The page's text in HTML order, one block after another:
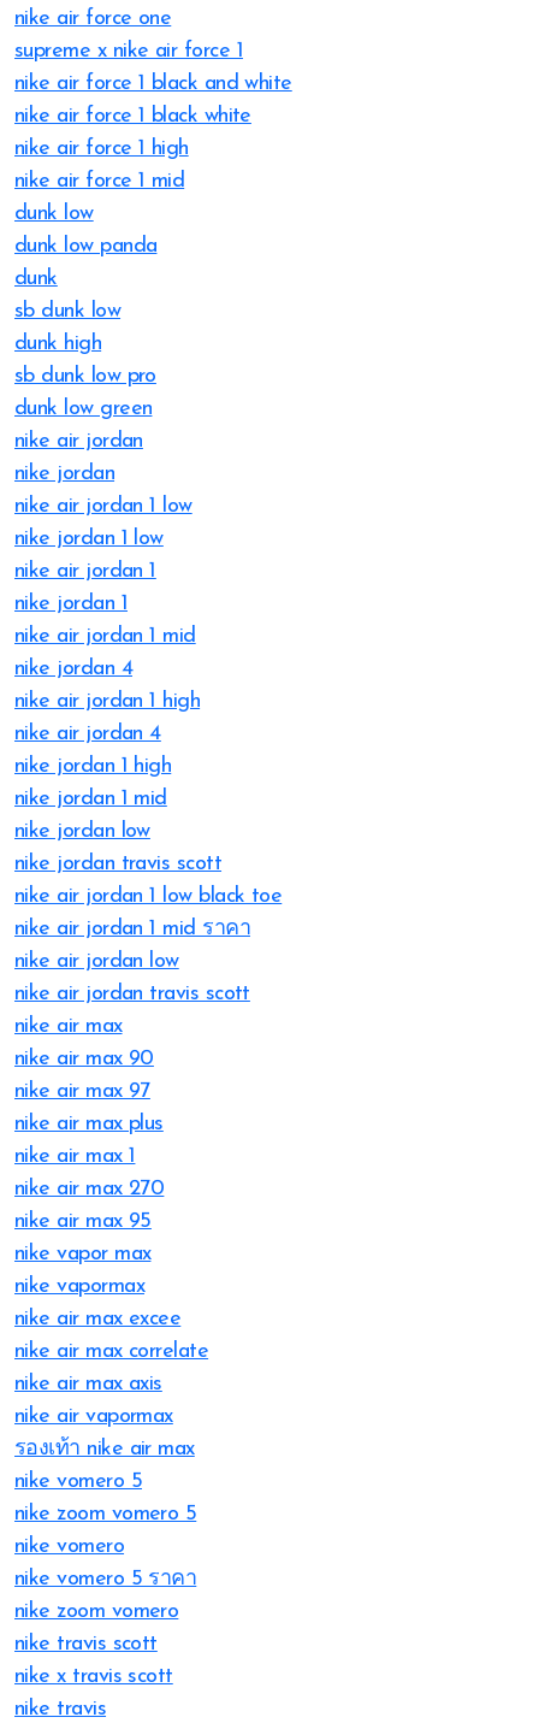
nike air force one
supreme x nike air force 1
nike air force 1 black and white
nike air force 1 black white
nike air force 1 high
nike air force 1 mid
dunk low
dunk low panda
dunk
sb dunk low
dunk high
sb dunk low pro
dunk low green
nike air jordan
nike jordan
nike air jordan 1 low
nike jordan 1 low
nike air jordan 1
nike jordan 1
nike air jordan 1 mid
nike jordan 4
nike air jordan 1 high
nike air jordan 4
nike jordan 1 high
nike jordan 1 mid
nike jordan low
nike jordan travis scott
nike air jordan 1 low black toe
nike air jordan 1 mid ราคา
nike air jordan low
nike air jordan travis scott
nike air max
nike air max 90
nike air max 97
nike air max plus
nike air max 1
nike air max 270
nike air max 95
nike vapor max
nike vapormax
nike air max excee
nike air max correlate
nike air max axis
nike air vapormax
รองเท้า nike air max
nike vomero 5
nike zoom vomero 5
nike vomero
nike vomero 5 ราคา
nike zoom vomero
nike travis scott
nike x travis scott
nike travis